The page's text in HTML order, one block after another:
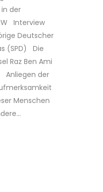
der
Interview
Deutscher
(SPD) Die
Raz Ben Ami
Anliegen der
Menschen